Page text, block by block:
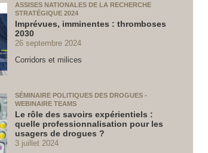
ASSISES NATIONALES DE LA RECHERCHE
STRATÉGIQUE 2024
Imprévues, imminentes : thromboses
2030
26 septembre 2024
Corridors et milices
SÉMINAIRE POLITIQUES DES DROGUES -
WEBINAIRE TEAMS
Le rôle des savoirs expérientiels :
quelle professionnalisation pour les
usagers de drogues ?
3 juillet 2024